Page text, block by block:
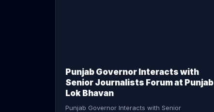
Punjab Governor Interacts with
Senior Journalists Forum at Punjab
Lok Bhavan
Punjab Governor Interacts with Senior